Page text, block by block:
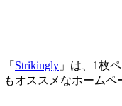
「 Strikingly 」は、1枚
もオススメなホームペ